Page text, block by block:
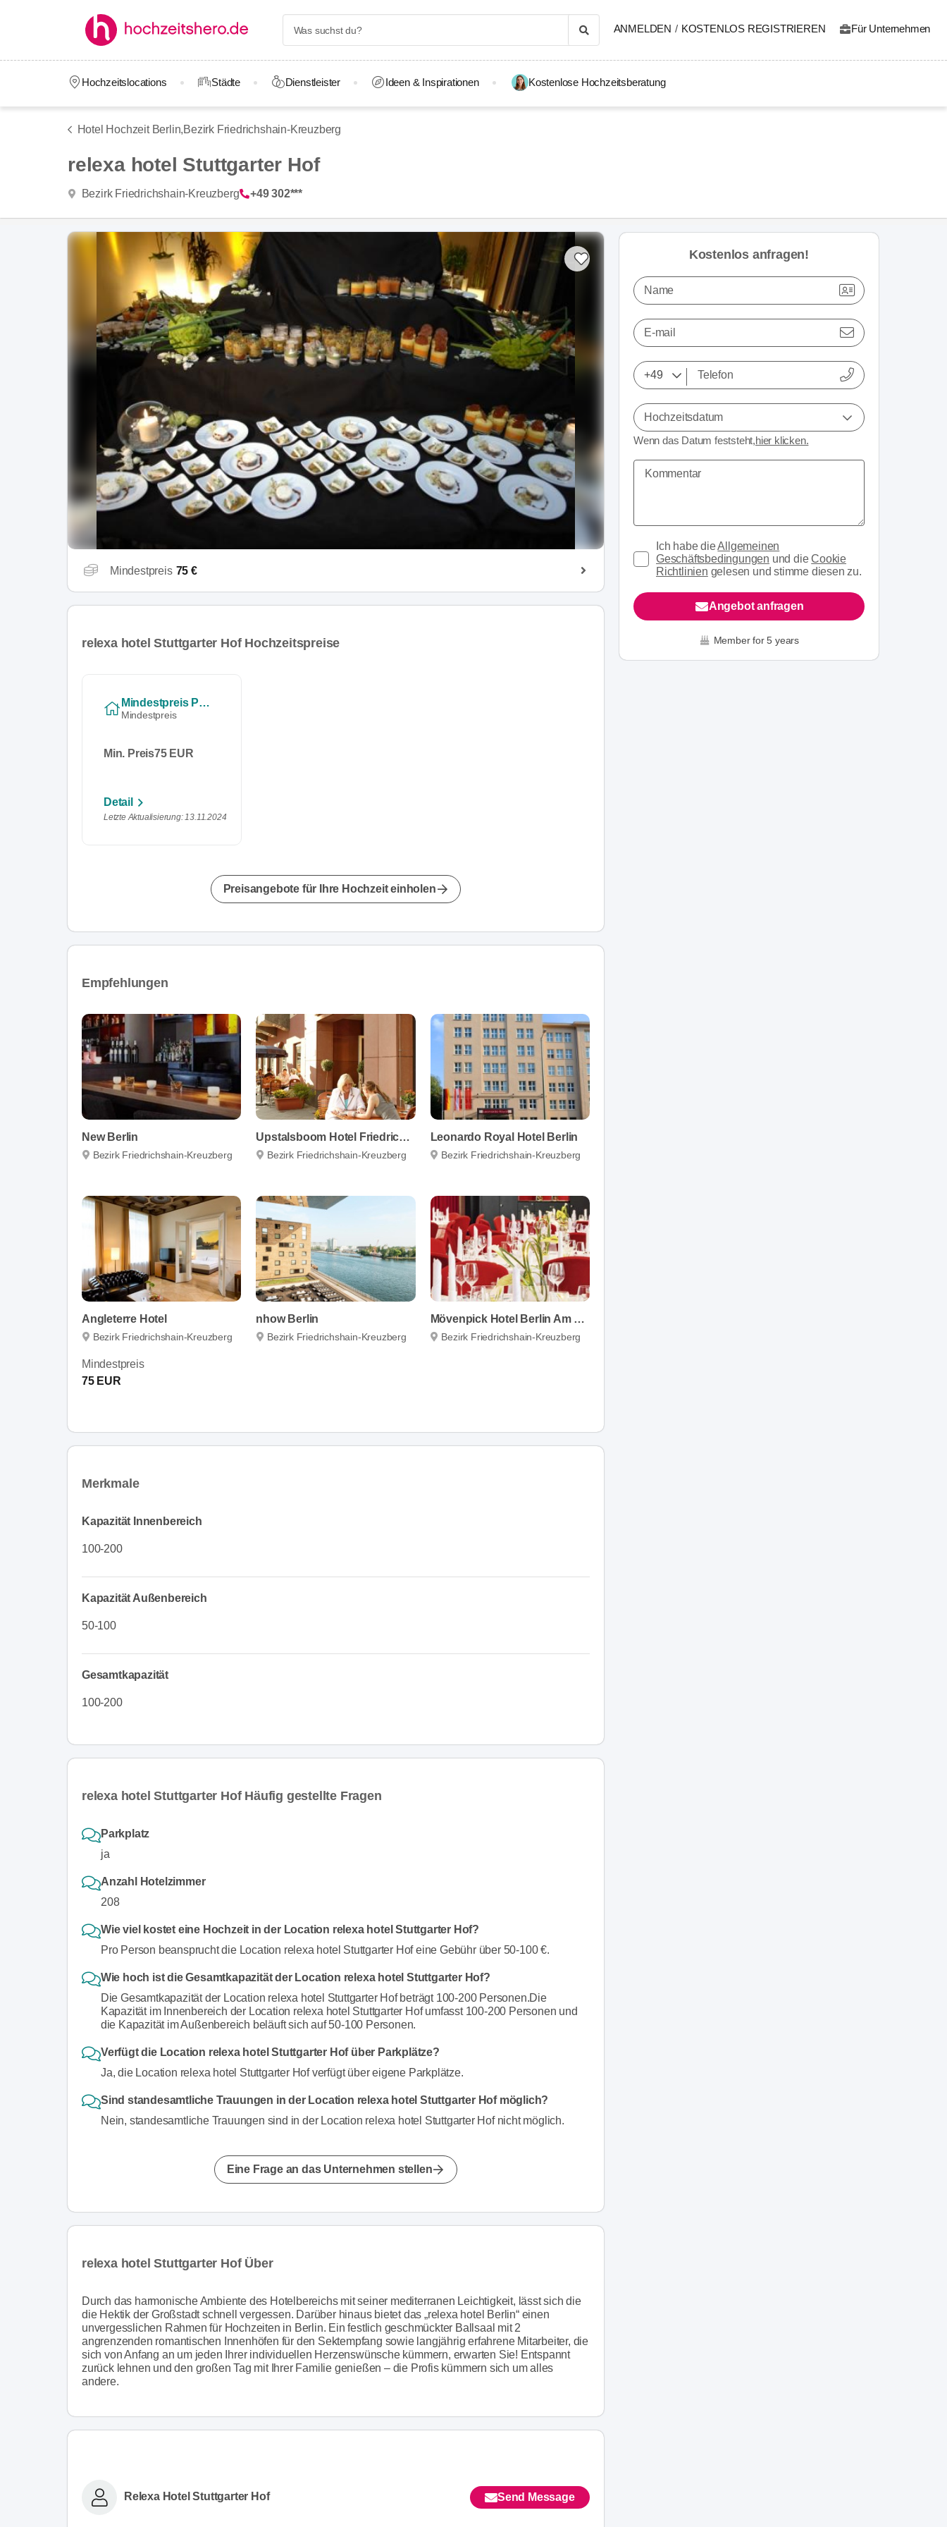
ANMELDEN / KOSTENLOS REGISTRIEREN Für Unternehmen
Hochzeitslocations Städte Dienstleister Ideen & Inspirationen Kostenlose Hochzeitsberatung
Hotel Hochzeit Berlin,Bezirk Friedrichshain-Kreuzberg
relexa hotel Stuttgarter Hof
Bezirk Friedrichshain-Kreuzberg +49 302***
Mindestpreis 75 €
relexa hotel Stuttgarter Hof Hochzeitspreise
Mindestpreis Pro Person
Mindestpreis
Min. Preis75 EUR
Detail
Letzte Aktualisierung: 13.11.2024
Preisangebote für Ihre Hochzeit einholen
Empfehlungen
New Berlin
Bezirk Friedrichshain-Kreuzberg
Upstalsboom Hotel Friedrichshain
Bezirk Friedrichshain-Kreuzberg
Leonardo Royal Hotel Berlin
Bezirk Friedrichshain-Kreuzberg
Angleterre Hotel
Bezirk Friedrichshain-Kreuzberg
Mindestpreis
75 EUR
nhow Berlin
Bezirk Friedrichshain-Kreuzberg
Mövenpick Hotel Berlin Am Potsdamer Platz
Bezirk Friedrichshain-Kreuzberg
Merkmale
Kapazität Innenbereich
100-200
Kapazität Außenbereich
50-100
Gesamtkapazität
100-200
relexa hotel Stuttgarter Hof Häufig gestellte Fragen
Parkplatz
ja
Anzahl Hotelzimmer
208
Wie viel kostet eine Hochzeit in der Location relexa hotel Stuttgarter Hof?
Pro Person beansprucht die Location relexa hotel Stuttgarter Hof eine Gebühr über 50-100 €.
Wie hoch ist die Gesamtkapazität der Location relexa hotel Stuttgarter Hof?
Die Gesamtkapazität der Location relexa hotel Stuttgarter Hof beträgt 100-200 Personen.Die
Kapazität im Innenbereich der Location relexa hotel Stuttgarter Hof umfasst 100-200 Personen und
die Kapazität im Außenbereich beläuft sich auf 50-100 Personen.
Verfügt die Location relexa hotel Stuttgarter Hof über Parkplätze?
Ja, die Location relexa hotel Stuttgarter Hof verfügt über eigene Parkplätze.
Sind standesamtliche Trauungen in der Location relexa hotel Stuttgarter Hof möglich?
Nein, standesamtliche Trauungen sind in der Location relexa hotel Stuttgarter Hof nicht möglich.
Eine Frage an das Unternehmen stellen
relexa hotel Stuttgarter Hof Über
Durch das harmonische Ambiente des Hotelbereichs mit seiner mediterranen Leichtigkeit, lässt sich die
die Hektik der Großstadt schnell vergessen. Darüber hinaus bietet das „relexa hotel Berlin“ einen
unvergesslichen Rahmen für Hochzeiten in Berlin. Ein festlich geschmückter Ballsaal mit 2
angrenzenden romantischen Innenhöfen für den Sektempfang sowie langjährig erfahrene Mitarbeiter, die
sich von Anfang an um jeden Ihrer individuellen Herzenswünsche kümmern, erwarten Sie! Entspannt
zurück lehnen und den großen Tag mit Ihrer Familie genießen – die Profis kümmern sich um alles
andere.
Relexa Hotel Stuttgarter Hof Send Message
Kostenlos anfragen!
Name
E-mail
Hochzeitsdatum
Wenn das Datum feststeht,hier klicken.
Ich habe dieAllgemeinen
Geschäftsbedingungen und dieCookie
Richtlinien gelesen und stimme diesen zu.
Angebot anfragen
Member for 5 years